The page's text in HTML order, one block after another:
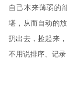
自己本来薄弱的
堪，从而自动的
扔出去，捡起来
不用说排序、记